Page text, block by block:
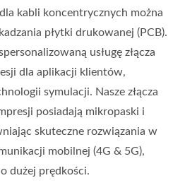
kabli koncentrycznych można
płytki drukowanej (PCB).
usługę złącza
dla aplikacji klientów,
symulacji. Nasze złącza
posiadają mikropaski i
skuteczne rozwiązania w
mobilnej (4G & 5G),
dużej prędkości.